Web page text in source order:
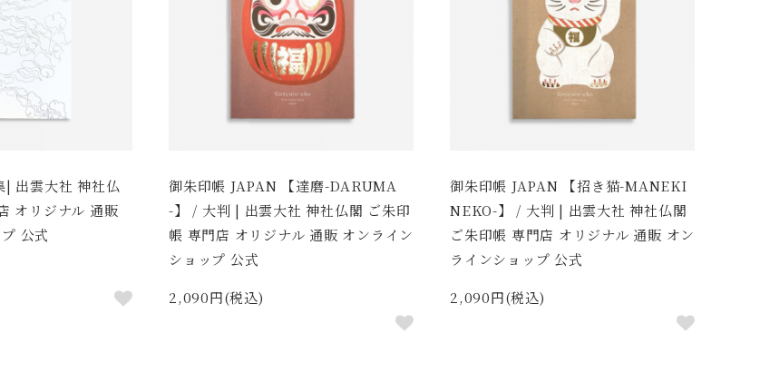
| 出雲大社 神社仏
オリジナル 通販
公式
御朱印帳 JAPAN 【達磨-DARUMA
-】 / 大判 | 出雲大社 神社仏閣 ご朱印
帳 専門店 オリジナル 通販 オンライン
ショップ 公式
2,090円(税込)
御朱印帳 JAPAN 【招き猫-MANEKI
NEKO-】 / 大判 | 出雲大社 神社仏閣
ご朱印帳 専門店 オリジナル 通販 オン
ラインショップ 公式
2,090円(税込)